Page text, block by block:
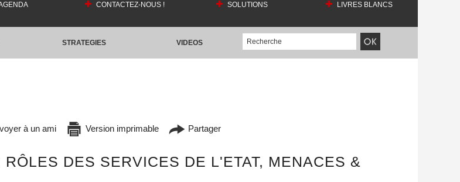
CONTACTEZ-NOUS ! SOLUTIONS LIVRES BLANCS
STRATEGIES VIDEOS
à un ami Version imprimable Partager
DES SERVICES DE L'ETAT, MENACES &